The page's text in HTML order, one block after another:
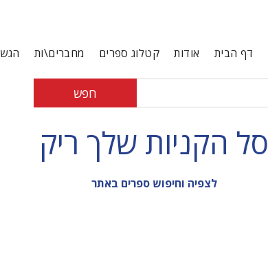
דף הבית אודות קטלוג ספרים מחברים\ות
חפש
סל הקניות שלך ריק
לצפיה וחיפוש ספרים באתר